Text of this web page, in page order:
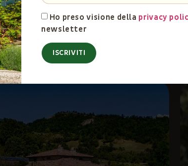
VEDI TUTTI
Ho preso visione della privacy
newsletter
ISCRIVITI